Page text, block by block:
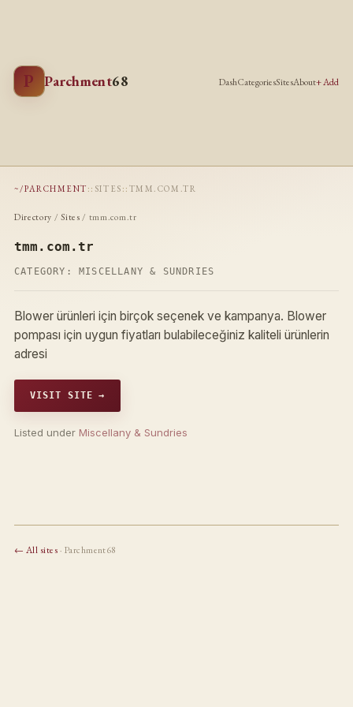
P Parchment68 DashCategoriesSitesAbout+ Add
~/PARCHMENT :: SITES :: TMM.COM.TR
Directory /Sites / tmm.com.tr
tmm.com.tr
CATEGORY: MISCELLANY & SUNDRIES
Blower ürünleri için birçok seçenek ve kampanya. Blower
pompası için uygun fiyatları bulabileceğiniz kaliteli ürünlerin
adresi
VISIT SITE →
Listed under Miscellany & Sundries
← All sites· Parchment68